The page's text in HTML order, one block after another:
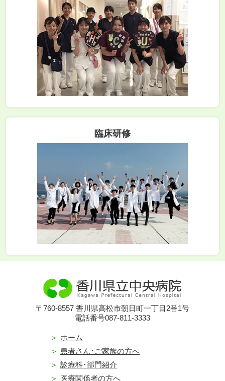
臨床研修
〒760-8557 香川県高松市朝日町一丁目2番1号
電話番号087-811-3333
ホーム
患者さん･ご家族の方へ
診療科･部門紹介
医療関係者の方へ